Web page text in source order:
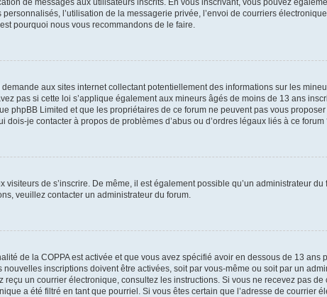
l’utilisation de la messagerie privée, l’envoi de courriers
pourquoi nous vous recommandons de le faire.
aux sites internet collectant potentiellement des informations sur les
pas si cette loi s’applique également aux mineurs âgés de moins de 13 ans
Limited et que les propriétaires de ce forum ne peuvent pas vous proposer
je contacter à propos de problèmes d’abus ou d’ordres légaux liés à ce forum
de s’inscrire. De même, il est également possible qu’un administrateur du
veuillez contacter un administrateur du forum.
de la COPPA est activée et que vous avez spécifié avoir en dessous de 13 ans
inscriptions doivent être activées, soit par vous-même ou soit par un
un courrier électronique, consultez les instructions. Si vous ne recevez pas de
a été filtré en tant que pourriel. Si vous êtes certain que l’adresse de courrier